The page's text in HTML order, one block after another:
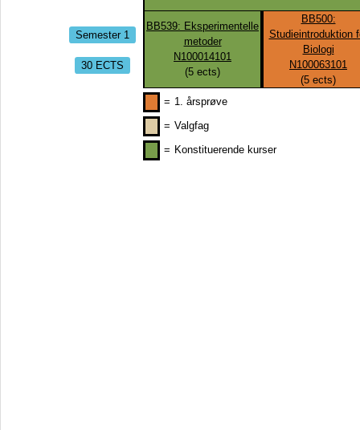
Semester 1
30 ECTS
BB539: Eksperimentelle
metoder
N100014101
(5 ects)
BB500:
Studieintroduktion
Biologi
N100063101
(5 ects)
= 1. årsprøve
= Valgfag
= Konstituerende kurser